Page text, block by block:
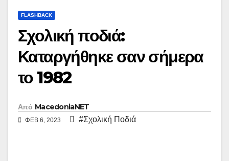
FLASHBACK
Σχολική ποδιά:
Καταργήθηκε σαν σήμερα
το 1982
Από MacedoniaNET
ΦΕΒ 6, 2023 #Σχολική Ποδιά